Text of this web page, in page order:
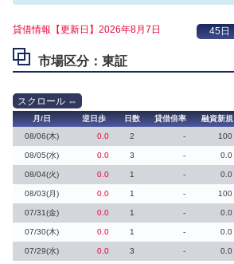
貸借情報【更新日】2026年8月7日
市場区分：東証
月/日 逆日歩 日数 貸借倍率 融資新規
08/06(木)
0.0 2 - 100
08/05(水) 0.0 3 - 0.0
08/04(火) 0.0 1 - 0.0
08/03(月) 0.0 1 - 100
07/31(金) 0.0 1 - 0.0
07/30(木) 0.0 1 - 0.0
07/29(水) 0.0 3 - 0.0